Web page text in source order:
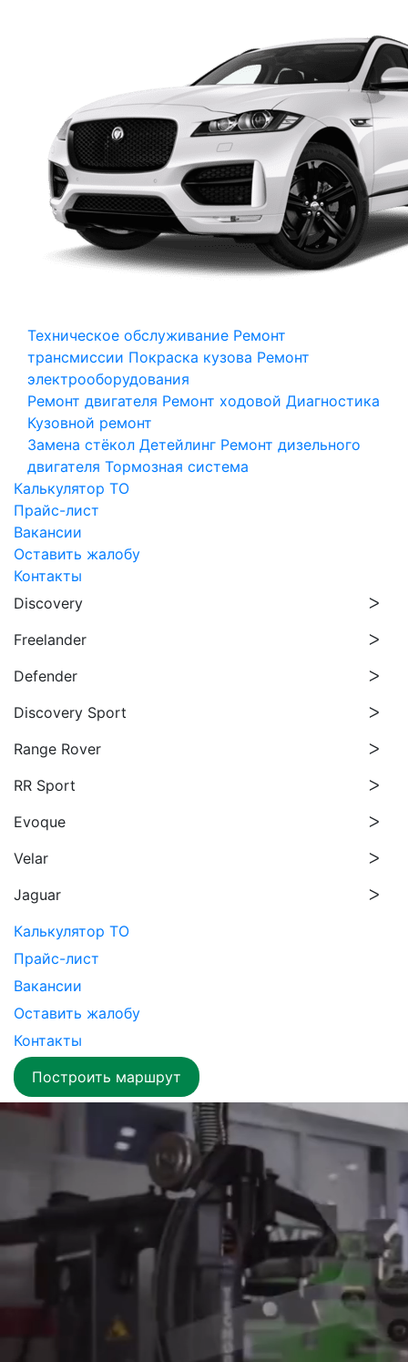
Техническое обслуживание Ремонт
трансмиссии Покраска кузова Ремонт
электрооборудования
Ремонт двигателя Ремонт ходовой Диагностика
Кузовной ремонт
Замена стёкол Детейлинг Ремонт дизельного
двигателя Тормозная система
Калькулятор ТО
Прайс-лист
Вакансии
Оставить жалобу
Контакты
Discovery
Freelander
Defender
Discovery Sport
Range Rover
RR Sport
Evoque
Velar
Jaguar
Калькулятор ТО
Прайс-лист
Вакансии
Оставить жалобу
Контакты
Построить маршрут